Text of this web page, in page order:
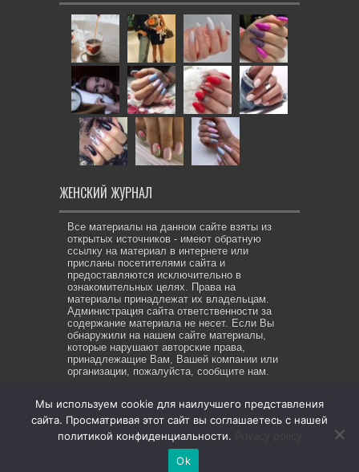
ЖЕНСКИЙ ЖУРНАЛ
Все материалы на данном сайте взяты из
открытых источников - имеют обратную
ссылку на материал в интернете или
присланы посетителями сайта и
предоставляются исключительно в
ознакомительных целях. Права на
материалы принадлежат их владельцам.
Администрация сайта ответственности за
содержание материала не несет. Если Вы
обнаружили на нашем сайте материалы,
которые нарушают авторские права,
принадлежащие Вам, Вашей компании или
организации, пожалуйста, сообщите нам.
© Copyright 2026, All Rights Reserved. Же-ЖУР все права
защищены
Мы используем cookie для наилучшего представления
сайта. Просматривая этот сайт вы соглашаетесь с нашей
политикой конфиденциальности.
Ok